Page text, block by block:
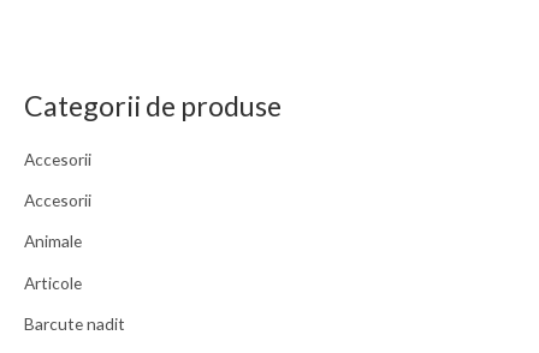
Categorii de produse
Accesorii
Accesorii
Animale
Articole
Barcute nadit